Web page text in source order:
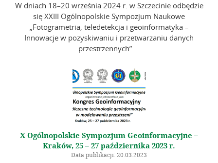
W dniach 18–20 września 2024 r. w Szczecinie odbędzie
się XXIII Ogólnopolskie Sympozjum Naukowe
„Fotogrametria, teledetekcja i geoinformatyka –
Innowacje w pozyskiwaniu i przetwarzaniu danych
przestrzennych”....
X Ogólnopolskie Sympozjum Geoinformacyjne –
Kraków, 25 – 27 października 2023 r.
Data publikacji: 20.03.2023